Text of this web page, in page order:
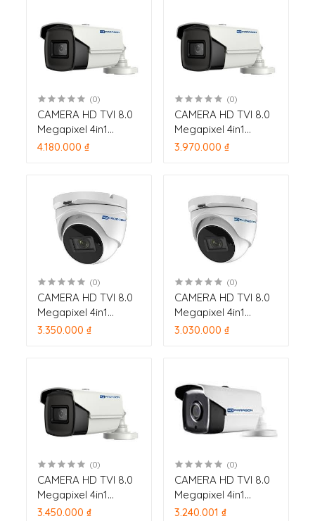
(0)
CAMERA HD TVI 8.0
Megapixel 4in1
HDPARAGON HDS-
4.180.000 ₫
(0)
CAMERA HD TVI 8.0
Megapixel 4in1
HDPARAGON HDS-
3.970.000 ₫
(0)
CAMERA HD TVI 8.0
Megapixel 4in1
HDPARAGON HDS-
3.350.000 ₫
(0)
CAMERA HD TVI 8.0
Megapixel 4in1
HDPARAGON HDS-
3.030.000 ₫
(0)
CAMERA HD TVI 8.0
Megapixel 4in1
HDPARAGON HDS-
3.450.000 ₫
(0)
CAMERA HD TVI 8.0
Megapixel 4in1
HDPARAGON HDS-
3.240.001 ₫